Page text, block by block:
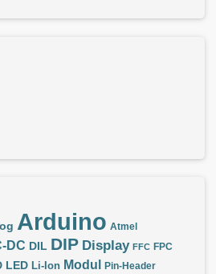
Arduino Atmel
DC DIL DIP Display FFC FPC
LED Li-Ion Modul Pin-Header